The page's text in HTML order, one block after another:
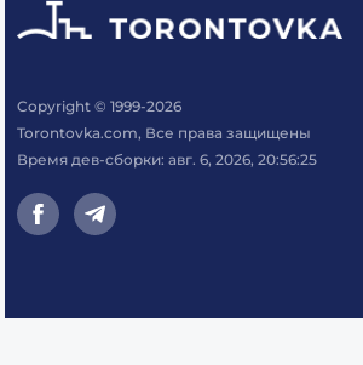
Copyright © 1999-2026
Torontovka.com, Все права защищены
Время дев-сборки: авг. 6, 2026, 20:56:25